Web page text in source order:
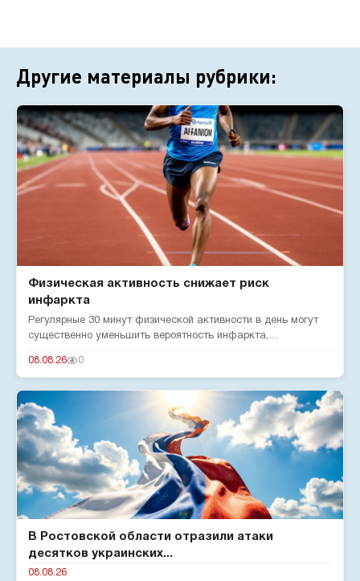
Другие материалы рубрики:
Физическая активность снижает риск
инфаркта
Регулярные 30 минут физической активности в день могут
существенно уменьшить вероятность инфаркта,
08.08.26 0
В Ростовской области отразили атаки
десятков украинских...
08.08.26